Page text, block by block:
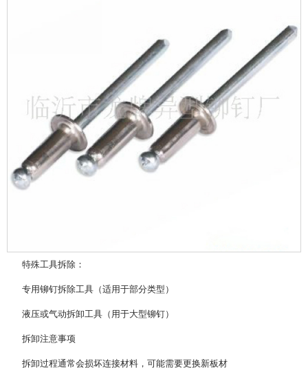
特殊工具拆除‌：
专用铆钉拆除工具（适用于部分类型）
液压或气动拆卸工具（用于大型铆钉）
拆卸注意事项
拆卸过程通常会‌损坏连接材料‌，可能需要更换新板材